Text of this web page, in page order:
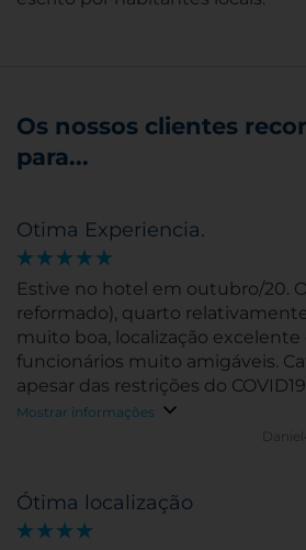
Os nossos clientes
para...
Otima Experiencia.
Estive no hotel em outubro/20.
reformado), quarto
muito boa, localização excelente e todos os
funcionários muito amigáveis.
apesar das restrições do
Mostrar informações
Ótima localização